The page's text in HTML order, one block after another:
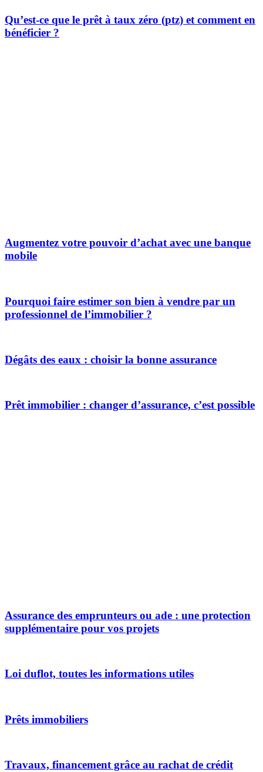
Qu’est-ce que le prêt à taux zéro (ptz) et comment en
bénéficier ?
Augmentez votre pouvoir d’achat avec une banque
mobile
Pourquoi faire estimer son bien à vendre par un
professionnel de l’immobilier ?
Dégâts des eaux : choisir la bonne assurance
Prêt immobilier : changer d’assurance, c’est possible
Assurance des emprunteurs ou ade : une protection
supplémentaire pour vos projets
Loi duflot, toutes les informations utiles
Prêts immobiliers
Travaux, financement grâce au rachat de crédit